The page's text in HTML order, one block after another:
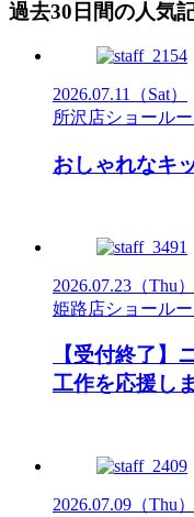
過去30日間の人気
2026.07.11
（Sat）
所沢店ショール
おしゃれなキ
2026.07.23 （Thu）
姫路店ショール
【受付終了】
工作を応援し
2026.07.09 （Thu）